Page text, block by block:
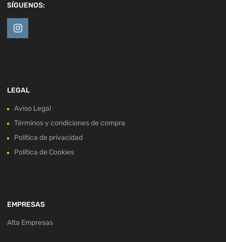
SÍGUENOS:
LEGAL
Aviso Legal
Términos y condiciones de compra
Política de privacidad
Política de Cookies
EMPRESAS
Alta Empresas